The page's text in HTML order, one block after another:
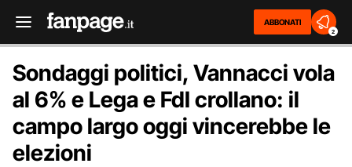
ABBONATI
2
Sondaggi politici, Vannacci vola
al 6% e Lega e FdI crollano: il
campo largo oggi vincerebbe le
elezioni